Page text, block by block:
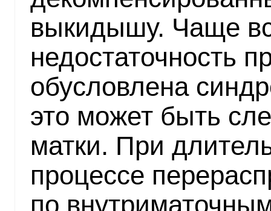
выкидышу. Чаще
недостаточность
обусловлена
это может быть
матки. При
процессе
по